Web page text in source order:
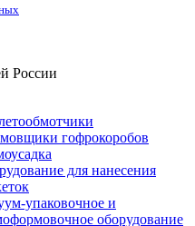
России
гофрокоробов
для нанесения
упаковочное и
оборудование